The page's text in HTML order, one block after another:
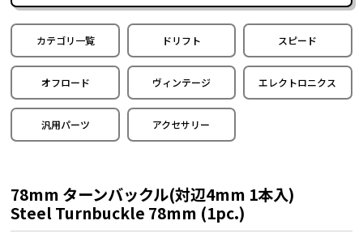
カテゴリ一覧 ドリフト スピード
オフロード ヴィンテージ エレクトロニクス
汎用パーツ アクセサリー
78mm ターンバックル(対辺4mm 1本入)
Steel Turnbuckle 78mm (1pc.)